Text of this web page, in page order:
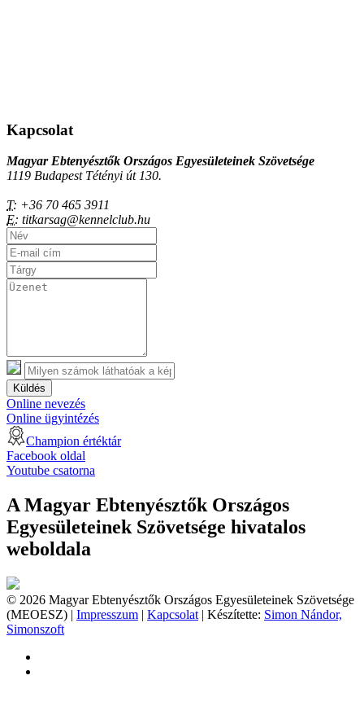
Kapcsolat
Magyar Ebtenyésztők Országos Egyesületeinek Szövetsége
1119 Budapest Tétényi út 130.
T: +36 70 465 3911
E: titkarsag@kennelclub.hu
Küldés
Online nevezés
Online ügyintézés
Champion értéktár
Facebook oldal
Youtube csatorna
A Magyar Ebtenyésztők Országos
Egyesületeinek Szövetsége hivatalos
weboldala
© 2026 Magyar Ebtenyésztők Országos Egyesületeinek Szövetsége
(MEOESZ) | Impresszum | Kapcsolat | Készítette: Simon Nándor,
Simonszoft